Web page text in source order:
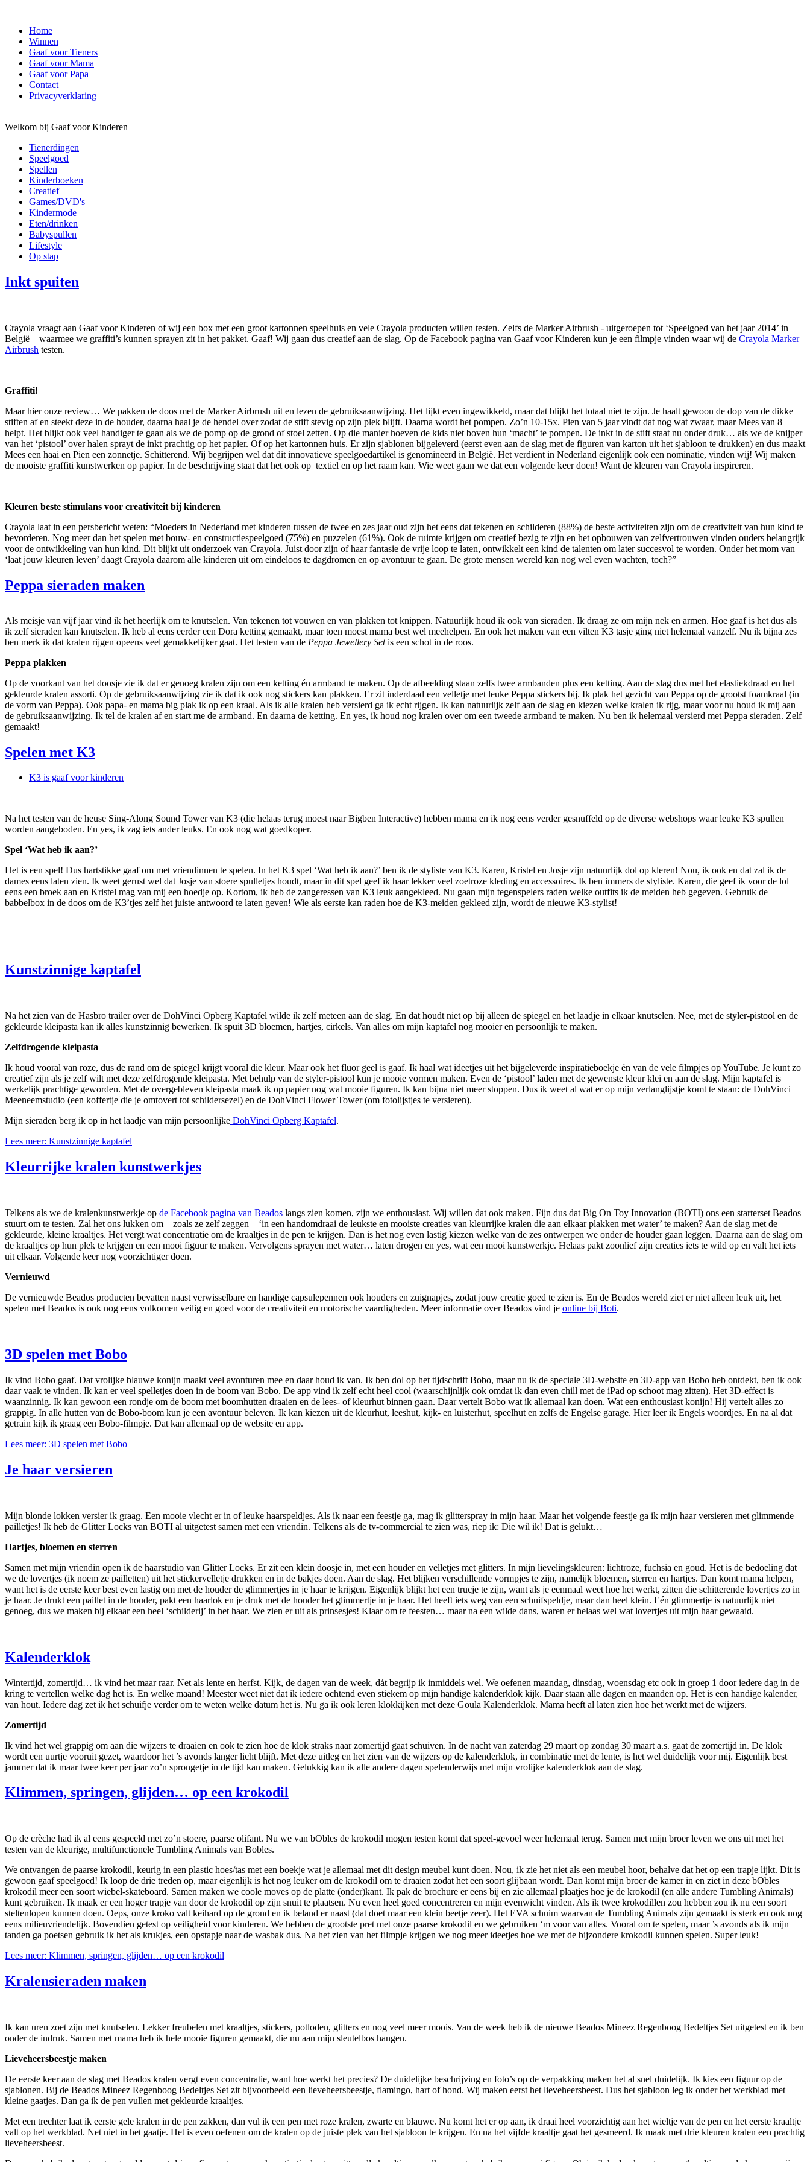
Home
Winnen
Gaaf voor Tieners
Gaaf voor Mama
Gaaf voor Papa
Contact
Privacyverklaring
Welkom bij Gaaf voor Kinderen
Tienerdingen
Speelgoed
Spellen
Kinderboeken
Creatief
Games/DVD's
Kindermode
Eten/drinken
Babyspullen
Lifestyle
Op stap
Inkt spuiten
Crayola vraagt aan Gaaf voor Kinderen of wij een box met een groot kartonnen speelhuis en vele Crayola producten willen testen. Zelfs de Marker Airbrush - uitgeroepen tot ‘Speelgoed van het jaar 2014’ in
België – waarmee we graffiti’s kunnen sprayen zit in het pakket. Gaaf! Wij gaan dus creatief aan de slag. Op de Facebook pagina van Gaaf voor Kinderen kun je een filmpje vinden waar wij de Crayola Marker
Airbrush testen.
Graffiti!
Maar hier onze review… We pakken de doos met de Marker Airbrush uit en lezen de gebruiksaanwijzing. Het lijkt even ingewikkeld, maar dat blijkt het totaal niet te zijn. Je haalt gewoon de dop van de dikke
stiften af en steekt deze in de houder, daarna haal je de hendel over zodat de stift stevig op zijn plek blijft. Daarna wordt het pompen. Zo’n 10-15x. Pien van 5 jaar vindt dat nog wat zwaar, maar Mees van 8
helpt. Het blijkt ook veel handiger te gaan als we de pomp op de grond of stoel zetten. Op die manier hoeven de kids niet boven hun ‘macht’ te pompen. De inkt in de stift staat nu onder druk… als we de knijper
van het ‘pistool’ over halen sprayt de inkt prachtig op het papier. Of op het kartonnen huis. Er zijn sjablonen bijgeleverd (eerst even aan de slag met de figuren van karton uit het sjabloon te drukken) en dus maakt
Mees een haai en Pien een zonnetje. Schitterend. Wij begrijpen wel dat dit innovatieve speelgoedartikel is genomineerd in België. Het verdient in Nederland eigenlijk ook een nominatie, vinden wij! Wij maken
de mooiste graffiti kunstwerken op papier. In de beschrijving staat dat het ook op textiel en op het raam kan. Wie weet gaan we dat een volgende keer doen! Want de kleuren van Crayola inspireren.
Kleuren beste stimulans voor creativiteit bij kinderen
Crayola laat in een persbericht weten: “Moeders in Nederland met kinderen tussen de twee en zes jaar oud zijn het eens dat tekenen en schilderen (88%) de beste activiteiten zijn om de creativiteit van hun kind te
bevorderen. Nog meer dan het spelen met bouw- en constructiespeelgoed (75%) en puzzelen (61%). Ook de ruimte krijgen om creatief bezig te zijn en het opbouwen van zelfvertrouwen vinden ouders belangrijk
voor de ontwikkeling van hun kind. Dit blijkt uit onderzoek van Crayola. Juist door zijn of haar fantasie de vrije loop te laten, ontwikkelt een kind de talenten om later succesvol te worden. Onder het mom van
‘laat jouw kleuren leven’ daagt Crayola daarom alle kinderen uit om eindeloos te dagdromen en op avontuur te gaan. De grote mensen wereld kan nog wel even wachten, toch?”
Peppa sieraden maken
Als meisje van vijf jaar vind ik het heerlijk om te knutselen. Van tekenen tot vouwen en van plakken tot knippen. Natuurlijk houd ik ook van sieraden. Ik draag ze om mijn nek en armen. Hoe gaaf is het dus als
ik zelf sieraden kan knutselen. Ik heb al eens eerder een Dora ketting gemaakt, maar toen moest mama best wel meehelpen. En ook het maken van een vilten K3 tasje ging niet helemaal vanzelf. Nu ik bijna zes
ben merk ik dat kralen rijgen opeens veel gemakkelijker gaat. Het testen van de Peppa Jewellery Setis een schot in de roos.
Peppa plakken
Op de voorkant van het doosje zie ik dat er genoeg kralen zijn om een ketting én armband te maken. Op de afbeelding staan zelfs twee armbanden plus een ketting. Aan de slag dus met het elastiekdraad en het
gekleurde kralen assorti. Op de gebruiksaanwijzing zie ik dat ik ook nog stickers kan plakken. Er zit inderdaad een velletje met leuke Peppa stickers bij. Ik plak het gezicht van Peppa op de grootst foamkraal (in
de vorm van Peppa). Ook papa- en mama big plak ik op een kraal. Als ik alle kralen heb versierd ga ik echt rijgen. Ik kan natuurlijk zelf aan de slag en kiezen welke kralen ik rijg, maar voor nu houd ik mij aan
de gebruiksaanwijzing. Ik tel de kralen af en start me de armband. En daarna de ketting. En yes, ik houd nog kralen over om een tweede armband te maken. Nu ben ik helemaal versierd met Peppa sieraden. Zelf
gemaakt!
Spelen met K3
K3 is gaaf voor kinderen
Na het testen van de heuse Sing-Along Sound Tower van K3 (die helaas terug moest naar Bigben Interactive) hebben mama en ik nog eens verder gesnuffeld op de diverse webshops waar leuke K3 spullen
worden aangeboden. En yes, ik zag iets ander leuks. En ook nog wat goedkoper.
Spel ‘Wat heb ik aan?’
Het is een spel! Dus hartstikke gaaf om met vriendinnen te spelen. In het K3 spel ‘Wat heb ik aan?’ ben ik de styliste van K3. Karen, Kristel en Josje zijn natuurlijk dol op kleren! Nou, ik ook en dat zal ik de
dames eens laten zien. Ik weet gerust wel dat Josje van stoere spulletjes houdt, maar in dit spel geef ik haar lekker veel zoetroze kleding en accessoires. Ik ben immers de styliste. Karen, die geef ik voor de lol
eens een broek aan en Kristel mag van mij een hoedje op. Kortom, ik heb de zangeressen van K3 leuk aangekleed. Nu gaan mijn tegenspelers raden welke outfits ik de meiden heb gegeven. Gebruik de
babbelbox in de doos om de K3ʼtjes zelf het juiste antwoord te laten geven! Wie als eerste kan raden hoe de K3-meiden gekleed zijn, wordt de nieuwe K3-stylist!
Kunstzinnige kaptafel
Na het zien van de Hasbro trailer over de DohVinci Opberg Kaptafel wilde ik zelf meteen aan de slag. En dat houdt niet op bij alleen de spiegel en het laadje in elkaar knutselen. Nee, met de styler-pistool en de
gekleurde kleipasta kan ik alles kunstzinnig bewerken. Ik spuit 3D bloemen, hartjes, cirkels. Van alles om mijn kaptafel nog mooier en persoonlijk te maken.
Zelfdrogende kleipasta
Ik houd vooral van roze, dus de rand om de spiegel krijgt vooral die kleur. Maar ook het fluor geel is gaaf. Ik haal wat ideetjes uit het bijgeleverde inspiratieboekje én van de vele filmpjes op YouTube. Je kunt zo
creatief zijn als je zelf wilt met deze zelfdrogende kleipasta. Met behulp van de styler-pistool kun je mooie vormen maken. Even de ‘pistool’ laden met de gewenste kleur klei en aan de slag. Mijn kaptafel is
werkelijk prachtige geworden. Met de overgebleven kleipasta maak ik op papier nog wat mooie figuren. Ik kan bijna niet meer stoppen. Dus ik weet al wat er op mijn verlanglijstje komt te staan: de DohVinci
Meeneemstudio (een koffertje die je omtovert tot schildersezel) en de DohVinci Flower Tower (om fotolijstjes te versieren).
Mijn sieraden berg ik op in het laadje van mijn persoonlijke DohVinci Opberg Kaptafel.
Lees meer: Kunstzinnige kaptafel
Kleurrijke kralen kunstwerkjes
Telkens als we de kralenkunstwerkje op de Facebook pagina van Beados langs zien komen, zijn we enthousiast. Wij willen dat ook maken. Fijn dus dat Big On Toy Innovation (BOTI) ons een starterset Beados
stuurt om te testen. Zal het ons lukken om – zoals ze zelf zeggen – ‘in een handomdraai de leukste en mooiste creaties van kleurrijke kralen die aan elkaar plakken met water’ te maken? Aan de slag met de
gekleurde, kleine kraaltjes. Het vergt wat concentratie om de kraaltjes in de pen te krijgen. Dan is het nog even lastig kiezen welke van de zes ontwerpen we onder de houder gaan leggen. Daarna aan de slag om
de kraaltjes op hun plek te krijgen en een mooi figuur te maken. Vervolgens sprayen met water… laten drogen en yes, wat een mooi kunstwerkje. Helaas pakt zoonlief zijn creaties iets te wild op en valt het iets
uit elkaar. Volgende keer nog voorzichtiger doen.
Vernieuwd
De vernieuwde Beados producten bevatten naast verwisselbare en handige capsulepennen ook houders en zuignapjes, zodat jouw creatie goed te zien is. En de Beados wereld ziet er niet alleen leuk uit, het
spelen met Beados is ook nog eens volkomen veilig en goed voor de creativiteit en motorische vaardigheden. Meer informatie over Beados vind je online bij Boti.
3D spelen met Bobo
Ik vind Bobo gaaf. Dat vrolijke blauwe konijn maakt veel avonturen mee en daar houd ik van. Ik ben dol op het tijdschrift Bobo, maar nu ik de speciale 3D-website en 3D-app van Bobo heb ontdekt, ben ik ook
daar vaak te vinden. Ik kan er veel spelletjes doen in de boom van Bobo. De app vind ik zelf echt heel cool (waarschijnlijk ook omdat ik dan even chill met de iPad op schoot mag zitten). Het 3D-effect is
waanzinnig. Ik kan gewoon een rondje om de boom met boomhutten draaien en de lees- of kleurhut binnen gaan. Daar vertelt Bobo wat ik allemaal kan doen. Wat een enthousiast konijn! Hij vertelt alles zo
grappig. In alle hutten van de Bobo-boom kun je een avontuur beleven. Ik kan kiezen uit de kleurhut, leeshut, kijk- en luisterhut, speelhut en zelfs de Engelse garage. Hier leer ik Engels woordjes. En na al dat
getrain kijk ik graag een Bobo-filmpje. Dat kan allemaal op de website en app.
Lees meer: 3D spelen met Bobo
Je haar versieren
Mijn blonde lokken versier ik graag. Een mooie vlecht er in of leuke haarspeldjes. Als ik naar een feestje ga, mag ik glitterspray in mijn haar. Maar het volgende feestje ga ik mijn haar versieren met glimmende
pailletjes! Ik heb de Glitter Locks van BOTI al uitgetest samen met een vriendin. Telkens als de tv-commercial te zien was, riep ik: Die wil ik! Dat is gelukt…
Hartjes, bloemen en sterren
Samen met mijn vriendin open ik de haarstudio van Glitter Locks. Er zit een klein doosje in, met een houder en velletjes met glitters. In mijn lievelingskleuren: lichtroze, fuchsia en goud. Het is de bedoeling dat
we de lovertjes (ik noem ze pailletten) uit het stickervelletje drukken en in de bakjes doen. Aan de slag. Het blijken verschillende vormpjes te zijn, namelijk bloemen, sterren en hartjes. Dan komt mama helpen,
want het is de eerste keer best even lastig om met de houder de glimmertjes in je haar te krijgen. Eigenlijk blijkt het een trucje te zijn, want als je eenmaal weet hoe het werkt, zitten die schitterende lovertjes zo in
je haar. Je drukt een paillet in de houder, pakt een haarlok en je druk met de houder het glimmertje in je haar. Het heeft iets weg van een schuifspeldje, maar dan heel klein. Eén glimmertje is natuurlijk niet
genoeg, dus we maken bij elkaar een heel ‘schilderij’ in het haar. We zien er uit als prinsesjes! Klaar om te feesten… maar na een wilde dans, waren er helaas wel wat lovertjes uit mijn haar gewaaid.
Kalenderklok
Wintertijd, zomertijd… ik vind het maar raar. Net als lente en herfst. Kijk, de dagen van de week, dát begrijp ik inmiddels wel. We oefenen maandag, dinsdag, woensdag etc ook in groep 1 door iedere dag in de
kring te vertellen welke dag het is. En welke maand! Meester weet niet dat ik iedere ochtend even stiekem op mijn handige kalenderklok kijk. Daar staan alle dagen en maanden op. Het is een handige kalender,
van hout. Iedere dag zet ik het schuifje verder om te weten welke datum het is. Nu ga ik ook leren klokkijken met deze Goula Kalenderklok. Mama heeft al laten zien hoe het werkt met de wijzers.
Zomertijd
Ik vind het wel grappig om aan die wijzers te draaien en ook te zien hoe de klok straks naar zomertijd gaat schuiven. In de nacht van zaterdag 29 maart op zondag 30 maart a.s. gaat de zomertijd in. De klok
wordt een uurtje vooruit gezet, waardoor het ’s avonds langer licht blijft. Met deze uitleg en het zien van de wijzers op de kalenderklok, in combinatie met de lente, is het wel duidelijk voor mij. Eigenlijk best
jammer dat ik maar twee keer per jaar zo’n sprongetje in de tijd kan maken. Gelukkig kan ik alle andere dagen spelenderwijs met mijn vrolijke kalenderklok aan de slag.
Klimmen, springen, glijden… op een krokodil
Op de crèche had ik al eens gespeeld met zo’n stoere, paarse olifant. Nu we van bObles de krokodil mogen testen komt dat speel-gevoel weer helemaal terug. Samen met mijn broer leven we ons uit met het
testen van de kleurige, multifunctionele Tumbling Animals van Bobles.
We ontvangen de paarse krokodil, keurig in een plastic hoes/tas met een boekje wat je allemaal met dit design meubel kunt doen. Nou, ik zie het niet als een meubel hoor, behalve dat het op een trapje lijkt. Dit is
gewoon gaaf speelgoed! Ik loop de drie treden op, maar eigenlijk is het nog leuker om de krokodil om te draaien zodat het een soort glijbaan wordt. Dan komt mijn broer de kamer in en ziet in deze bObles
krokodil meer een soort wiebel-skateboard. Samen maken we coole moves op de platte (onder)kant. Ik pak de brochure er eens bij en zie allemaal plaatjes hoe je de krokodil (en alle andere Tumbling Animals)
kunt gebruiken. Ik maak er een hoger trapje van door de krokodil op zijn snuit te plaatsen. Nu even heel goed concentreren en mijn evenwicht vinden. Als ik twee krokodillen zou hebben zou ik nu een soort
steltenlopen kunnen doen. Oeps, onze kroko valt keihard op de grond en ik beland er naast (dat doet maar een klein beetje zeer). Het EVA schuim waarvan de Tumbling Animals zijn gemaakt is sterk en ook nog
eens milieuvriendelijk. Bovendien getest op veiligheid voor kinderen. We hebben de grootste pret met onze paarse krokodil en we gebruiken ‘m voor van alles. Vooral om te spelen, maar ’s avonds als ik mijn
tanden ga poetsen gebruik ik het als krukjes, een opstapje naar de wasbak dus. Na het zien van het filmpje krijgen we nog meer ideetjes hoe we met de bijzondere krokodil kunnen spelen. Super leuk!
Lees meer: Klimmen, springen, glijden… op een krokodil
Kralensieraden maken
Ik kan uren zoet zijn met knutselen. Lekker freubelen met kraaltjes, stickers, potloden, glitters en nog veel meer moois. Van de week heb ik de nieuwe Beados Mineez Regenboog Bedeltjes Set uitgetest en ik ben
onder de indruk. Samen met mama heb ik hele mooie figuren gemaakt, die nu aan mijn sleutelbos hangen.
Lieveheersbeestje maken
De eerste keer aan de slag met Beados kralen vergt even concentratie, want hoe werkt het precies? De duidelijke beschrijving en foto’s op de verpakking maken het al snel duidelijk. Ik kies een figuur op de
sjablonen. Bij de Beados Mineez Regenboog Bedeltjes Set zit bijvoorbeeld een lieveheersbeestje, flamingo, hart of hond. Wij maken eerst het lieveheersbeest. Dus het sjabloon leg ik onder het werkblad met
kleine gaatjes. Dan ga ik de pen vullen met gekleurde kraaltjes.
Met een trechter laat ik eerste gele kralen in de pen zakken, dan vul ik een pen met roze kralen, zwarte en blauwe. Nu komt het er op aan, ik draai heel voorzichtig aan het wieltje van de pen en het eerste kraaltje
valt op het werkblad. Net niet in het gaatje. Het is even oefenen om de kralen op de juiste plek van het sjabloon te krijgen. En na het vijfde kraaltje gaat het gesmeerd. Ik maak met drie kleuren kralen een prachtig
lieveheersbeest.